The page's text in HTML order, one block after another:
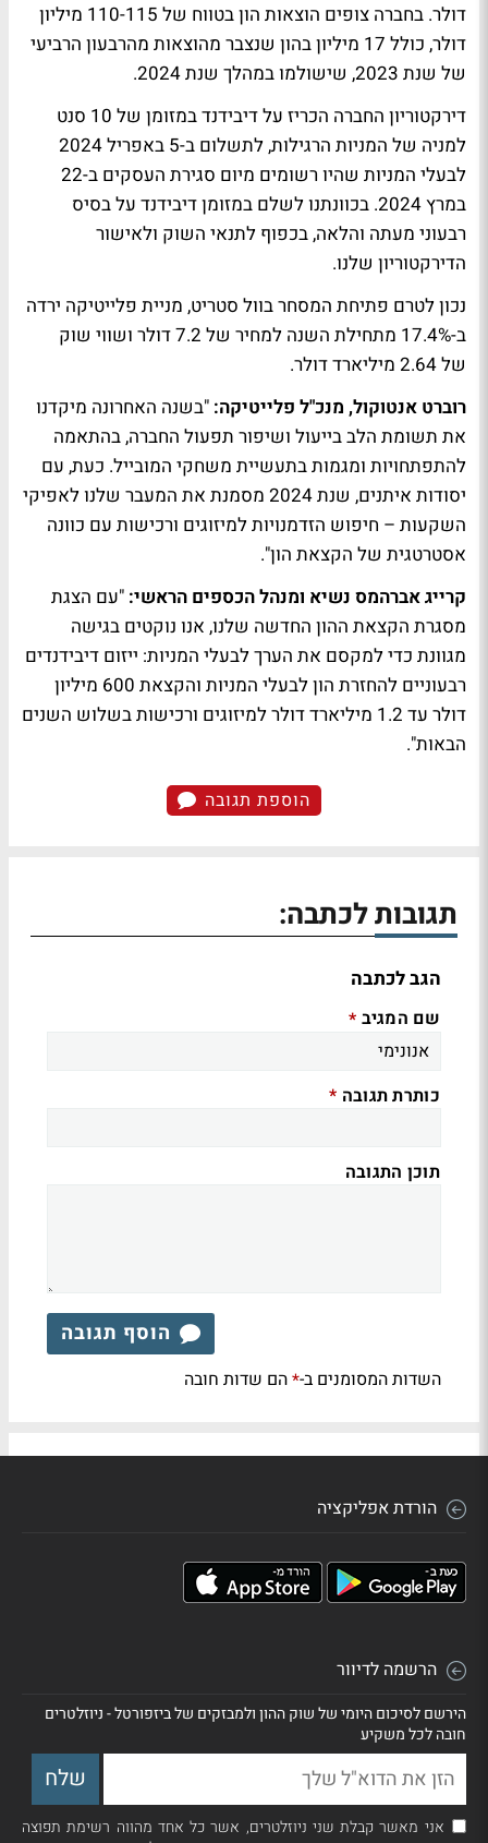
דולר. בחברה צופים הוצאות הון בטווח של 110-115 מיליון
דולר, כולל 17 מיליון בהון שנצבר מהוצאות מהרבעון הרביעי
של שנת 2023, שישולמו במהלך שנת 2024.
דירקטוריון החברה הכריז על דיבידנד במזומן של 10 סנט
למניה של המניות הרגילות, לתשלום ב-5 באפריל 2024
לבעלי המניות שהיו רשומים מיום סגירת העסקים ב-22
במרץ 2024. בכוונתנו לשלם במזומן דיבידנד על בסיס
רבעוני מעתה והלאה, בכפוף לתנאי השוק ולאישור
הדירקטוריון שלנו.
נכון לטרם פתיחת המסחר בוול סטריט, מניית פלייטיקה ירדה
ב-17.4% מתחילת השנה למחיר של 7.2 דולר ושווי שוק
של 2.64 מיליארד דולר.
רוברט אנטוקול, מנכ"ל פלייטיקה: "בשנה האחרונה מיקדנו
את תשומת הלב בייעול ושיפור תפעול החברה, בהתאמה
להתפתחויות ומגמות בתעשיית משחקי המובייל. כעת, עם
יסודות איתנים, שנת 2024 מסמנת את המעבר שלנו לאפיקי
השקעות – חיפוש הזדמנויות למיזוגים ורכישות עם כוונה
אסטרטגית של הקצאת הון".
קרייג אברהמס נשיא ומנהל הכספים הראשי: "עם הצגת
מסגרת הקצאת ההון החדשה שלנו, אנו נוקטים בגישה
מגוונת כדי למקסם את הערך לבעלי המניות: ייזום דיבידנדים
רבעוניים להחזרת הון לבעלי המניות והקצאת 600 מיליון
דולר עד 1.2 מיליארד דולר למיזוגים ורכישות בשלוש השנים
הבאות".
הוספת תגובה
תגובות לכתבה:
הגב לכתבה
שם המגיב *
כותרת תגובה *
תוכן התגובה
הוסף תגובה
השדות המסומנים ב-*הם שדות חובה
הורדת אפליקציה
הרשמה לדיוור
הירשם לסיכום היומי של שוק ההון ולמבזקים של ביזפורטל - ניוזלטרים
חובה לכל משקיע
אני מאשר קבלת שני ניוזלטרים, אשר כל אחד מהווה רשימת תפוצה